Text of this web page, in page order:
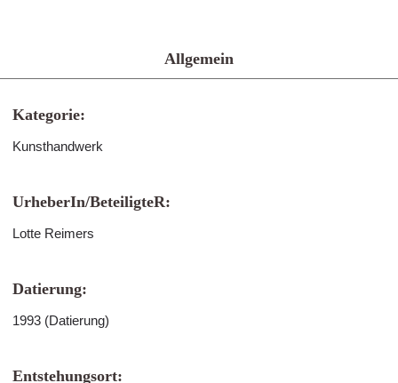
Allgemein
Kategorie:
Kunsthandwerk
UrheberIn/BeteiligteR:
Lotte Reimers
Datierung:
1993 (Datierung)
Entstehungsort: